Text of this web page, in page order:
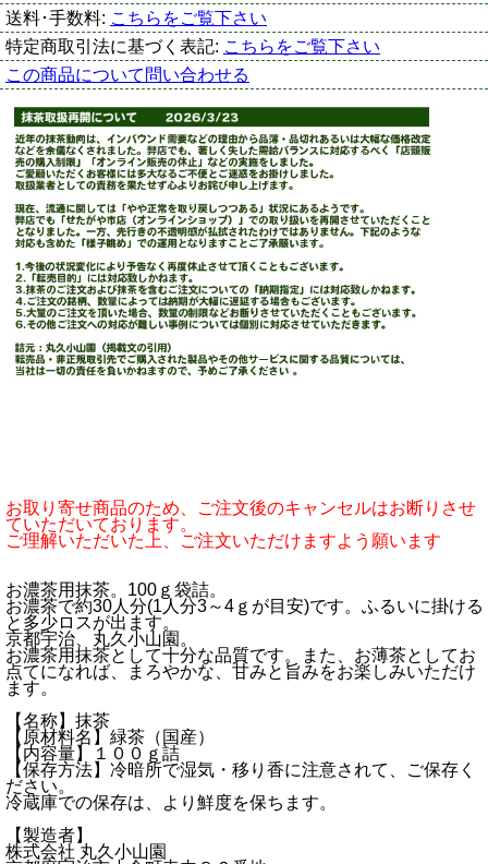
送料･手数料: こちらをご覧下さい
特定商取引法に基づく表記: こちらをご覧下さい
この商品について問い合わせる
お取り寄せ商品のため、ご注文後のキャンセルはお断りさせ
ていただいております。
ご理解いただいた上、ご注文いただけますよう願います
お濃茶用抹茶。100ｇ袋詰。
お濃茶で約30人分(1人分3～4ｇが目安)です。ふるいに掛ける
と多少ロスが出ます。
京都宇治、丸久小山園。
お濃茶用抹茶として十分な品質です。また、お薄茶としてお
点てになれば、まろやかな、甘みと旨みをお楽しみいただけ
ます。
【名称】抹茶
【原材料名】緑茶（国産）
【内容量】１００ｇ詰
【保存方法】冷暗所で湿気・移り香に注意されて、ご保存く
ださい。
冷蔵庫での保存は、より鮮度を保ちます。
【製造者】
株式会社 丸久小山園